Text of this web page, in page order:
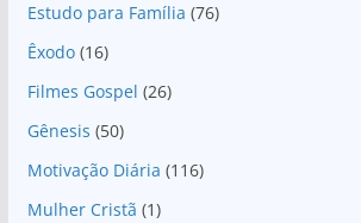
Estudo para Família (76)
Êxodo(16)
Filmes Gospel (26)
Gênesis (50)
Motivação Diária (116)
Mulher Cristã (1)